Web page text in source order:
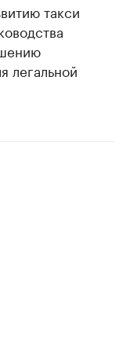
такси
легальной